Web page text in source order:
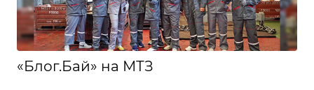
«Блог.Бай» на МТЗ